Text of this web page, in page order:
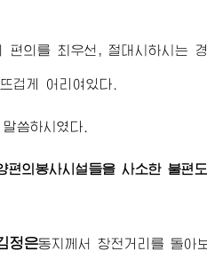
편의를 최우선, 절대시하시는
겁게 어리여있다.
씀하시였다.
편의봉사시설들을 사소한 불
정은동지 께서 창전거리를 돌아